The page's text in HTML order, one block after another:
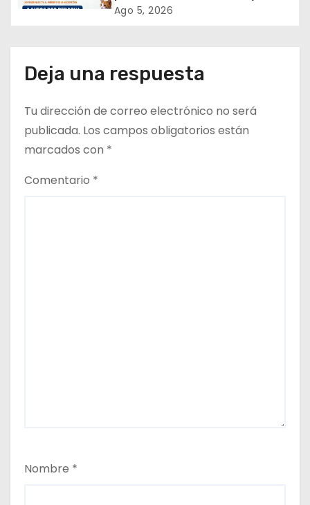
r
d
a
s
tenencia responsable!
Ago 5, 2026
Deja una respuesta
Tu dirección de correo electrónico no será
publicada. Los campos obligatorios están
marcados con *
Comentario *
Nombre *